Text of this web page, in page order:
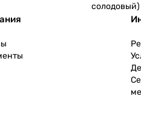
солодовый)